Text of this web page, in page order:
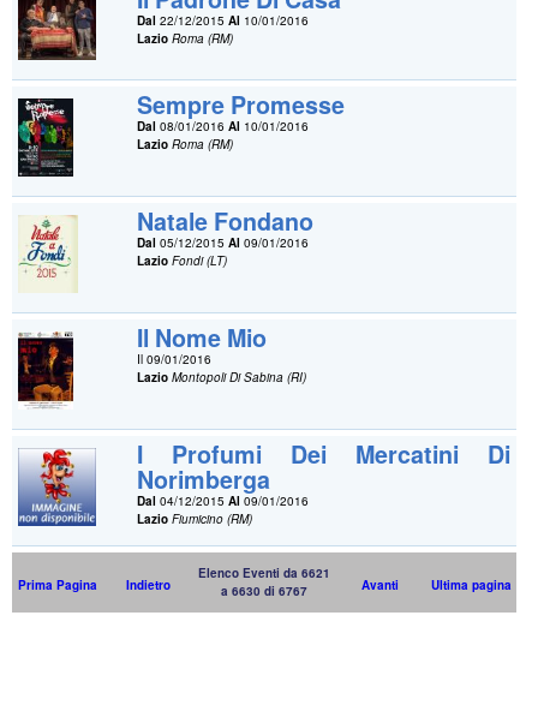
Dal 22/12/2015Al 10/01/2016
Lazio Roma (RM)
Sempre Promesse
Dal 08/01/2016Al 10/01/2016
Lazio Roma (RM)
Natale Fondano
Dal 05/12/2015Al 09/01/2016
Lazio Fondi (LT)
Il Nome Mio
Il 09/01/2016
Lazio Montopoli Di Sabina (RI)
I Profumi Dei Mercatini Di
Norimberga
Dal 04/12/2015Al 09/01/2016
Lazio Fiumicino (RM)
Prima Pagina Indietro
Elenco Eventi da 6621
a 6630 di 6767
Avanti Ultima pagina